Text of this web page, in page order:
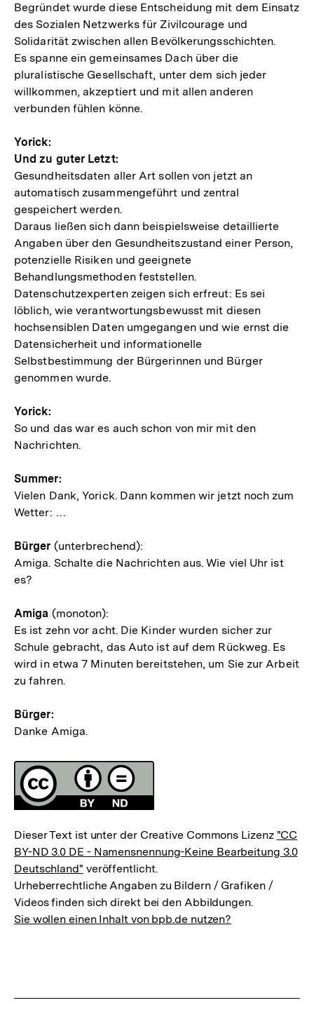
Begründet wurde diese Entscheidung mit dem Einsatz
des Sozialen Netzwerks für Zivilcourage und
Solidarität zwischen allen Bevölkerungsschichten.
Es spanne ein gemeinsames Dach über die
pluralistische Gesellschaft, unter dem sich jeder
willkommen, akzeptiert und mit allen anderen
verbunden fühlen könne.
Yorick:
Und zu guter Letzt:
Gesundheitsdaten aller Art sollen von jetzt an
automatisch zusammengeführt und zentral
gespeichert werden.
Daraus ließen sich dann beispielsweise detaillierte
Angaben über den Gesundheitszustand einer Person,
potenzielle Risiken und geeignete
Behandlungsmethoden feststellen.
Datenschutzexperten zeigen sich erfreut: Es sei
löblich, wie verantwortungsbewusst mit diesen
hochsensiblen Daten umgegangen und wie ernst die
Datensicherheit und informationelle
Selbstbestimmung der Bürgerinnen und Bürger
genommen wurde.
Yorick:
So und das war es auch schon von mir mit den
Nachrichten.
Summer:
Vielen Dank, Yorick. Dann kommen wir jetzt noch zum
Wetter: …
Bürger (unterbrechend):
Amiga. Schalte die Nachrichten aus. Wie viel Uhr ist
es?
Amiga (monoton):
Es ist zehn vor acht. Die Kinder wurden sicher zur
Schule gebracht, das Auto ist auf dem Rückweg. Es
wird in etwa 7 Minuten bereitstehen, um Sie zur Arbeit
zu fahren.
Bürger:
Danke Amiga.
Fussnoten
Lizenz
Dieser Text ist unter der Creative Commons Lizenz "CC
BY-ND 3.0 DE - Namensnennung-Keine Bearbeitung 3.0
Deutschland" veröffentlicht.
Urheberrechtliche Angaben zu Bildern / Grafiken /
Videos finden sich direkt bei den Abbildungen.
Sie wollen einen Inhalt von bpb.de nutzen?